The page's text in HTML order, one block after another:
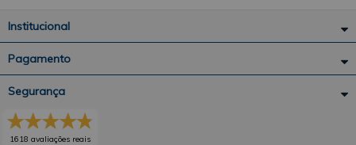
Institucional
Pagamento
Segurança
1618 avaliações reais